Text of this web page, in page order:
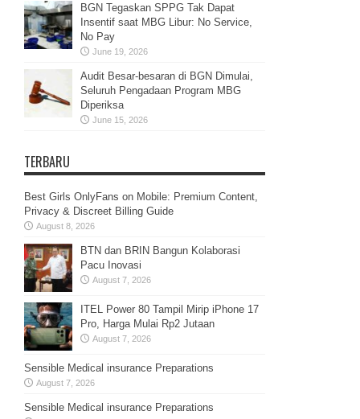
BGN Tegaskan SPPG Tak Dapat
Insentif saat MBG Libur: No Service,
No Pay
June 19, 2026
Audit Besar-besaran di BGN Dimulai,
Seluruh Pengadaan Program MBG
Diperiksa
June 15, 2026
TERBARU
Best Girls OnlyFans on Mobile: Premium Content,
Privacy & Discreet Billing Guide
August 8, 2026
BTN dan BRIN Bangun Kolaborasi
Pacu Inovasi
August 7, 2026
ITEL Power 80 Tampil Mirip iPhone 17
Pro, Harga Mulai Rp2 Jutaan
August 7, 2026
Sensible Medical insurance Preparations
August 7, 2026
Sensible Medical insurance Preparations